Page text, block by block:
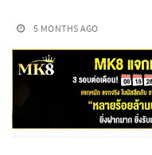
5 MONTHS AGO